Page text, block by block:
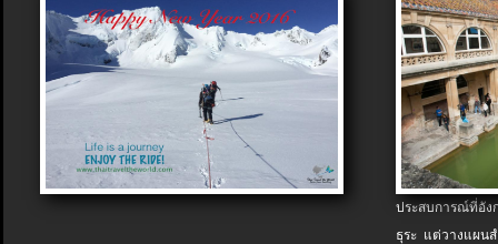
ประสบการณ์ที่อัง
ธุระ แต่วางแผน